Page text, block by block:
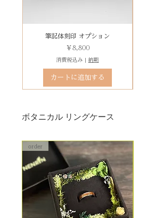
だき、下記のオプションページよ
りお求めください。
有料デコレーションケースを選ぶ
筆記体刻印 オプション
価格
￥8,800
消費税込み | 納期
カートに追加する
ボタニカル リングケース
order